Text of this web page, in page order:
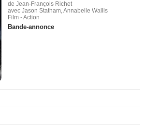
de Jean-François Richet
avec Jason Statham, Annabelle Wallis
Film - Action
Bande-annonce